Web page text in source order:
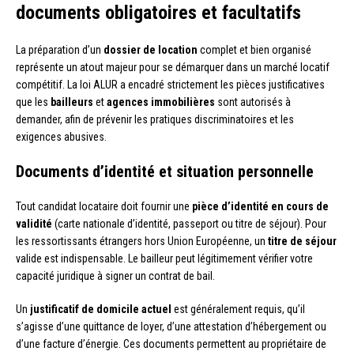
documents obligatoires et facultatifs
La préparation d’un dossier de location complet et bien organisé
représente un atout majeur pour se démarquer dans un marché locatif
compétitif. La loi ALUR a encadré strictement les pièces justificatives
que les bailleurs etagences immobilières sont autorisés à
demander, afin de prévenir les pratiques discriminatoires et les
exigences abusives.
Documents d’identité et situation personnelle
Tout candidat locataire doit fournir une pièce d’identité en cours de
validité (carte nationale d’identité, passeport ou titre de séjour). Pour
les ressortissants étrangers hors Union Européenne, un titre de séjour
valide est indispensable. Le bailleur peut légitimement vérifier votre
capacité juridique à signer un contrat de bail.
Un justificatif de domicile actuel est généralement requis, qu’il
s’agisse d’une quittance de loyer, d’une attestation d’hébergement ou
d’une facture d’énergie. Ces documents permettent au propriétaire de